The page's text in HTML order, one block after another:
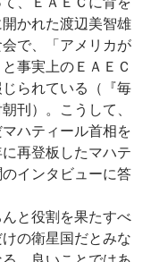
かれた渡辺美智雄
で、「アメリカが
事実上のＥＡＥＣ
られている（『毎
刊）。こうして、
ハティール首相を
再登板したマハテ
インタビューに答
と役割を果たすべ
の衛星国だとみな